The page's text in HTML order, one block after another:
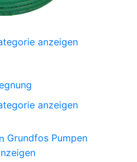
anzeigen
anzeigen
Grundfos Pumpen